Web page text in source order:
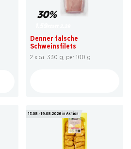
30%
Denner falsche
Schweinsfilets
2 x ca. 330 g, per 100 g
13.08.–19.08.2026 in Aktion